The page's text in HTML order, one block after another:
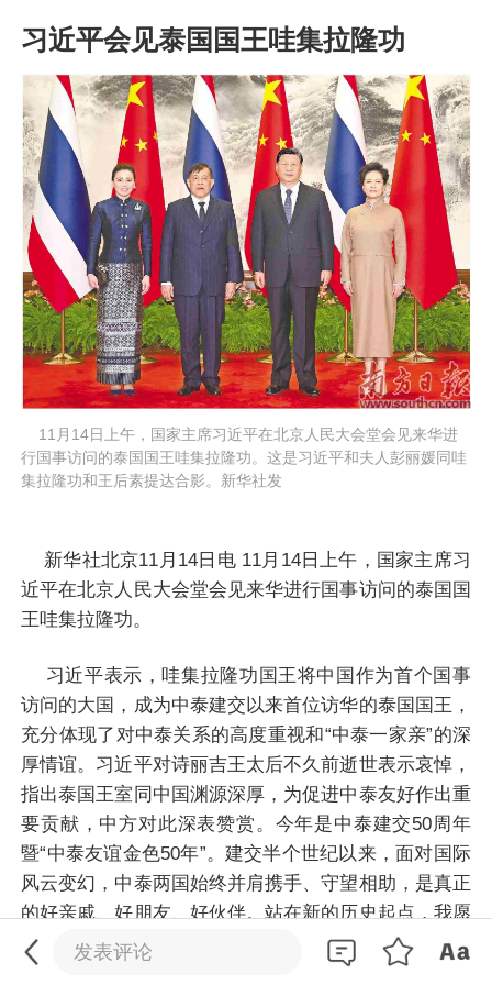
习近平会见泰国国王哇集拉隆功
11月14日上午，国家主席习近平在北京人民大会堂会见来华进
行国事访问的泰国国王哇集拉隆功。这是习近平和夫人彭丽媛同哇
集拉隆功和王后素提达合影。新华社发
新华社北京11月14日电 11月14日上午，国家主席习
近平在北京人民大会堂会见来华进行国事访问的泰国国
王哇集拉隆功。
习近平表示，哇集拉隆功国王将中国作为首个国事
访问的大国，成为中泰建交以来首位访华的泰国国王，
充分体现了对中泰关系的高度重视和“中泰一家亲”的深
厚情谊。习近平对诗丽吉王太后不久前逝世表示哀悼，
指出泰国王室同中国渊源深厚，为促进中泰友好作出重
要贡献，中方对此深表赞赏。今年是中泰建交50周年
暨“中泰友谊金色50年”。建交半个世纪以来，面对国际
风云变幻，中泰两国始终并肩携手、守望相助，是真正
的好亲戚、好朋友、好伙伴。站在新的历史起点，我愿
同哇集拉隆功国王引领中泰命运共同体建设在下一个50
年取得更大进展，共同书写中泰友好的新篇章。
发表评论
0/200
发送